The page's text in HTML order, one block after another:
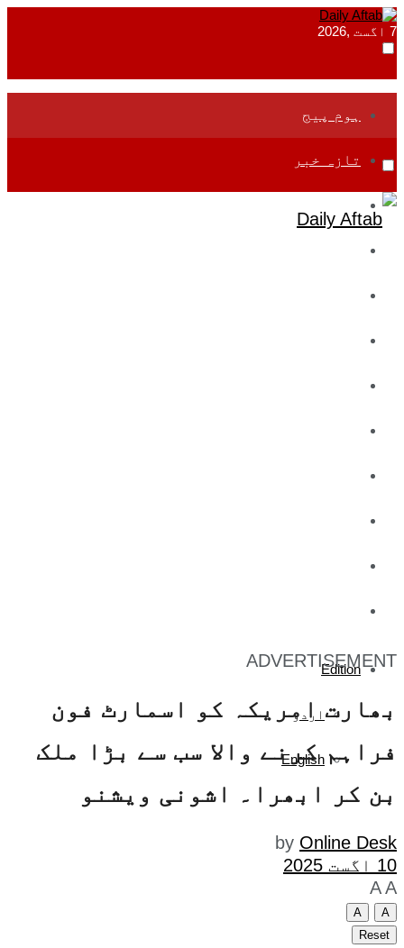
7 اگست ,2026
ہوم پیج
تازہ خبر
Edition
اردو
English
ADVERTISEMENT
بھارت امریکہ کو اسمارٹ فون
فراہم کرنے والا سب سے بڑا ملک
بن کر ابھرا۔ اشونی ویشنو
by Online Desk
10 اگست 2025
A A
A
A
Reset